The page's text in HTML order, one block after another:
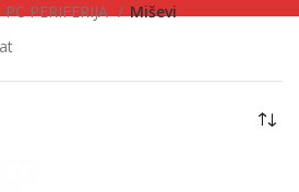
PC PERIFERIJA
Miševi